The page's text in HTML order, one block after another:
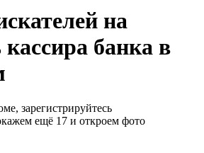
на
банка в
зарегистрируйтесь
ещё 17 и откроем фото